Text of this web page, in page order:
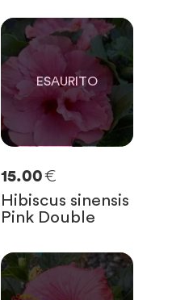
0
SOLO
RIMASTE
15.00€
Hibiscus sinensis
Pink Double
0
SOLO0 RIMASTE